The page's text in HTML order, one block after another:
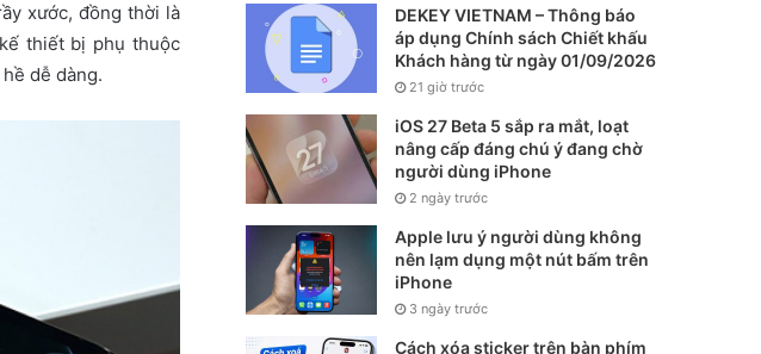
xước, đồng thời là
thiết bị phụ thuộc
dễ dàng.
DEKEY VIETNAM – Thông báo
áp dụng Chính sách Chiết khấu
Khách hàng từ ngày 01/09/2026
21 giờ trước
iOS 27 Beta 5 sắp ra mắt, loạt
nâng cấp đáng chú ý đang chờ
người dùng iPhone
2 ngày trước
Apple lưu ý người dùng không
nên lạm dụng một nút bấm trên
iPhone
3 ngày trước
Cách xóa sticker trên bàn phím